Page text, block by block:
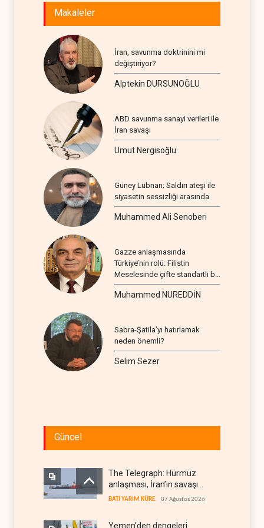
Makaleler
İran, savunma doktrinini mi
değiştiriyor?
Alptekin DURSUNOĞLU
ABD savunma sanayi verileri ile
İran savaşı
Umut Nergisoğlu
Güney Lübnan; Saldırı ateşi ile
siyasetin sessizliği arasında
Muhammed Ali Senoberi
Gazze anlaşmasında
Türkiye’nin rolü: Filistin
Meselesinde çifte standartlı bir
seyir
Muhammed NUREDDİN
Sabra-Şatila’yı hatırlamak
neden önemli?
Selim Sezer
Güncel
The Telegraph: Hürmüz
anlaşması, İran’ın savaşı
kazandığını gösteriyor
BATI YARIM KÜRE 07 Ağustos 2026
Yemen’den dengeleri